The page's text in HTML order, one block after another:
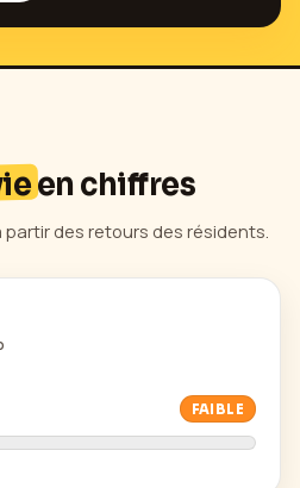
en chiffres
partir des retours des résidents.
FAIBLE